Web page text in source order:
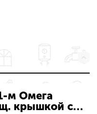
м Омега
крышкой с